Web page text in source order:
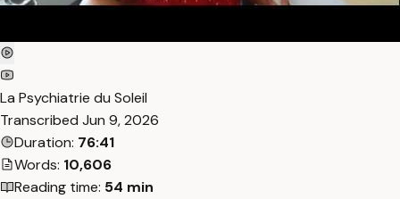
La Psychiatrie du Soleil
Transcribed Jun 9, 2026
Duration: 76:41
Words: 10,606
Reading time: 54 min